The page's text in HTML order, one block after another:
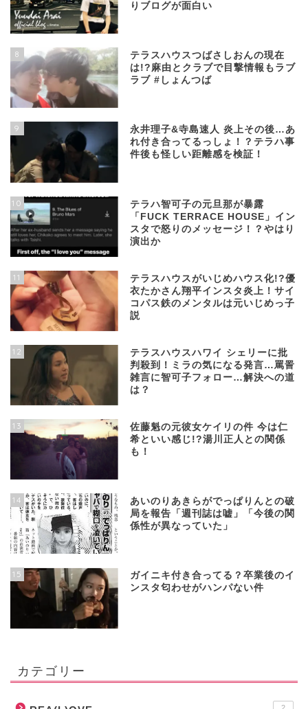
りブログが面白い
8
テラスハウスつばさしおんの現在
は!?麻由とクラブで目撃情報もラブ
ラブ #しょんつば
9
永井理子&寺島速人 炎上その後…あ
れ付き合ってるっしょ！？テラハ事
件後も怪しい距離感を検証！
10
テラハ智可子の元旦那が暴露
「FUCK TERRACE HOUSE」イン
スタで怒りのメッセージ！？やはり
演出か
11
テラスハウスがいじめハウス化!?優
衣たかさん翔平インスタ炎上！サイ
コパス鉄のメンタルは元いじめっ子
説
12
テラスハウスハワイ シェリーに批
判殺到！ミラの気になる発言…罵詈
雑言に智可子フォロー…解決への道
は？
13
佐藤魁の元彼女ケイリの件 今は仁
希といい感じ!?湯川正人との関係
も！
14
あいのりあきらがでっぱりんとの破
局を報告「週刊誌は嘘」「今後の関
係性が異なっていた」
15
ガイニキ付き合ってる？卒業後のイ
ンスタ匂わせがハンパない件
カテゴリー